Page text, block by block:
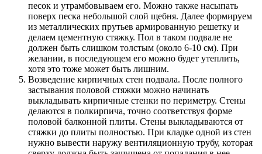
песок и утрамбовываем его. Можно также насыпать
поверх песка небольшой слой щебня. Далее формируем
из металлических прутьев армированную решетку и
делаем цементную стяжку. Пол в таком подвале не
должен быть слишком толстым (около 6-10 см). При
желании, в последующем его можно будет утеплить,
хотя это тоже может быть лишним.
Возведение кирпичных стен подвала. После полного
застывания половой стяжки можно начинать
выкладывать кирпичные стенки по периметру. Стены
делаются в полкирпича, точно соответствуя форме
половой балконной плиты. Стены выкладываются от
стяжки до плиты полностью. При кладке одной из стен
нужно вывести наружу вентиляционную трубу, которая